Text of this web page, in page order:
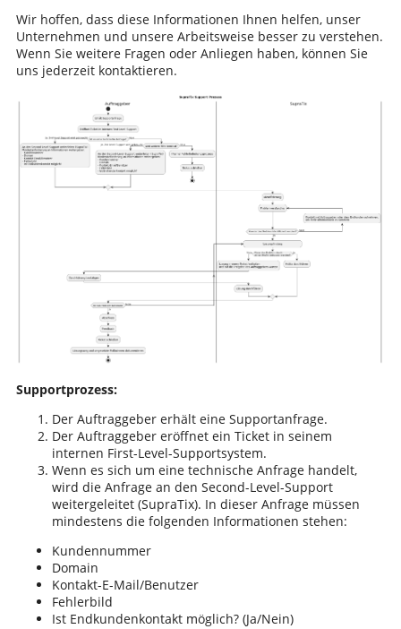
Wir hoffen, dass diese Informationen Ihnen helfen, unser
Unternehmen und unsere Arbeitsweise besser zu verstehen.
Wenn Sie weitere Fragen oder Anliegen haben, können Sie
uns jederzeit kontaktieren.
Supportprozess:
Der Auftraggeber erhält eine Supportanfrage.
Der Auftraggeber eröffnet ein Ticket in seinem
internen First-Level-Supportsystem.
Wenn es sich um eine technische Anfrage handelt,
wird die Anfrage an den Second-Level-Support
weitergeleitet (SupraTix). In dieser Anfrage müssen
mindestens die folgenden Informationen stehen:
Kundennummer
Domain
Kontakt-E-Mail/Benutzer
Fehlerbild
Ist Endkundenkontakt möglich? (Ja/Nein)